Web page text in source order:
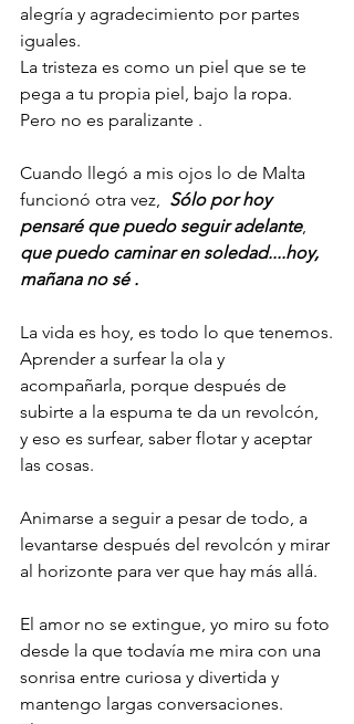
alegría y agradecimiento por partes
iguales.
La tristeza es como un piel que se te
pega a tu propia piel, bajo la ropa.
Pero no es paralizante .
Cuando llegó a mis ojos lo de Malta
funcionó otra vez, Sólo por hoy
pensaré que puedo seguir adelante,
que puedo caminar en soledad....hoy,
mañana no sé .
La vida es hoy, es todo lo que tenemos.
Aprender a surfear la ola y
acompañarla, porque después de
subirte a la espuma te da un revolcón,
y eso es surfear, saber flotar y aceptar
las cosas.
Animarse a seguir a pesar de todo, a
levantarse después del revolcón y mirar
al horizonte para ver que hay más allá.
El amor no se extingue, yo miro su foto
desde la que todavía me mira con una
sonrisa entre curiosa y divertida y
mantengo largas conversaciones.